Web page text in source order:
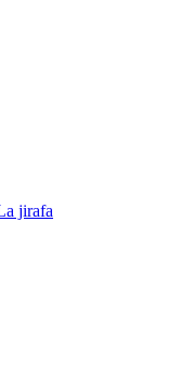
jirafa